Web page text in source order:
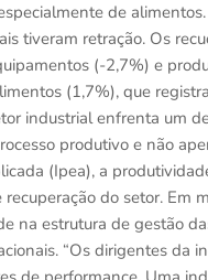
de
tiveram retração. Os
(-2,7%) e
(1,7%), que
industrial enfrenta um
produtivo e não
(Ipea), a
recuperação do setor. Em
na estrutura de gestão
“Os dirigentes da